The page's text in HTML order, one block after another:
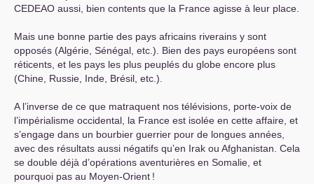
CEDEAO aussi, bien contents que la France agisse à leur place.
Mais une bonne partie des pays africains riverains y sont
opposés (Algérie, Sénégal, etc.). Bien des pays européens sont
réticents, et les pays les plus peuplés du globe encore plus
(Chine, Russie, Inde, Brésil, etc.).
A l’inverse de ce que matraquent nos télévisions, porte-voix de
l’impérialisme occidental, la France est isolée en cette affaire, et
s’engage dans un bourbier guerrier pour de longues années,
avec des résultats aussi négatifs qu’en Irak ou Afghanistan. Cela
se double déjà d’opérations aventurières en Somalie, et
pourquoi pas au Moyen-Orient !